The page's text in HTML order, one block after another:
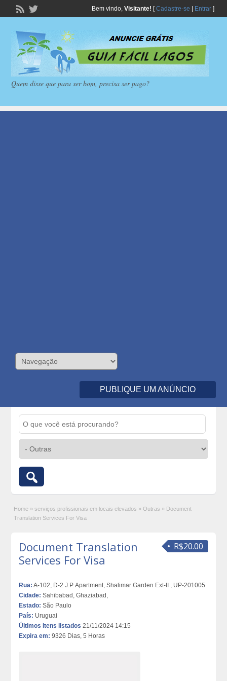
Bem vindo, Visitante! [Cadastre-se Entrar]
Quem disse que para ser bom, precisa ser pago?
PUBLIQUE UM ANÚNCIO
Home » serviços profissionais em locais elevados » Outras » Document
Translation Services For Visa
R$20.00
Document Translation
Services For Visa
Rua: A-102, D-2 J.P. Apartment, Shalimar Garden Ext-II , UP-201005
Cidade: Sahibabad, Ghaziabad,
Estado: São Paulo
País: Uruguai
Últimos itens listados 21/11/2024 14:15
Expira em: 9326 Dias, 5 Horas